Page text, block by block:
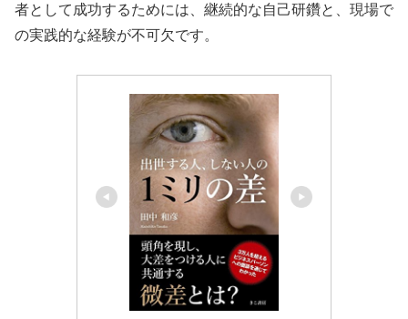
者として成功するためには、継続的な自己研鑽と、現場で
の実践的な経験が不可欠です。